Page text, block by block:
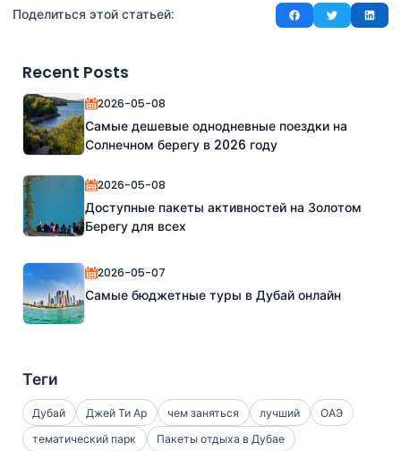
Поделиться этой статьей:
Recent Posts
2026-05-08
Самые дешевые однодневные поездки на
Солнечном берегу в 2026 году
2026-05-08
Доступные пакеты активностей на Золотом
Берегу для всех
2026-05-07
Самые бюджетные туры в Дубай онлайн
Теги
Дубай Джей Ти Ар чем заняться лучший
ОАЭ
тематический парк
Пакеты отдыха в Дубае